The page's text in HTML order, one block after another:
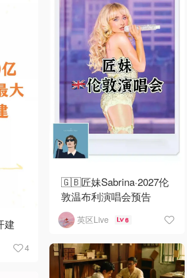
建
4
🇬🇧匠妹Sabrina·2027伦
敦温布利演唱会预告
英区Live 6